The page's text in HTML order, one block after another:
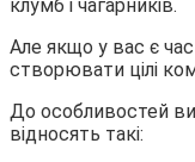
клумб і чагарників.
Але якщо у вас є
створювати цілі
До особливостей
відносять такі: